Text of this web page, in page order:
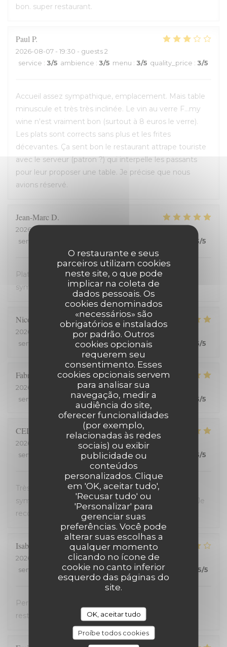
O restaurante e seus
parceiros utilizam cookies
neste site, o que pode
implicar na coleta de
dados pessoais. Os
cookies denominados
«necessários» são
obrigatórios e instalados
por padrão. Outros
cookies opcionais
requerem seu
consentimento. Esses
cookies opcionais servem
para analisar sua
navegação, medir a
audiência do site,
oferecer funcionalidades
(por exemplo,
relacionadas às redes
sociais) ou exibir
publicidade ou
conteúdos
personalizados. Clique
em 'OK, aceitar tudo',
'Recusar tudo' ou
'Personalizar' para
gerenciar suas
preferências. Você pode
alterar suas escolhas a
qualquer momento
clicando no ícone de
cookie no canto inferior
esquerdo das páginas do
site.
OK, aceitar tudo
Proíbe todos cookies
bon. super restaurant.
Paul P
2026-08-07 - 19:30 - guests 2
service : 3/5 ambience : 3/5 menu : 3/5 quality_price : 3/5
Accueil assez sympathique, emplacement. Mais table
minuscule et très très inclinée. Le vin au verre F...my
wine n'est vraiment bon (surtout à 8 euros le verre).
Les plats sont corrects sans plus et les frites
décevantes. Ça sent bon le restaurant attrape touriste
avec le serveur (patron ?) qui interpelle les passants
pour leur proposer une table. Je précise que nous
avions réservé.
Jean-MarcD
2026-08-05
service
5/5
Plats avec des produits frais. Très bon. Accueil très
sympathique. Service efficace. On en redemande !
Nicolas
2026-08-03
- 19:15 - guests 2
service
ambience: 5/5 menu:5/5 quality_price 5/5
Fabrice
2026-07-25
- 20:00 - guests 2
service
ambience:5/5 menu:5/5 quality_price 5/5
CELINE
2026-07-23
- 19:45 - guests 2
service
ambience: 5/5 menu: 5/5 5/5
Très bon restaurant, service extrêmement
sympathique, coup de coeur pour le welsh revisité. Je
recommande !
Isabelle
2026-07-20
- 19:30 - guests 2
service
ambience: 4/5 menu :4/5 quality_price 5/5
Personnel très accueillant, très bons plats, carte
restreinte